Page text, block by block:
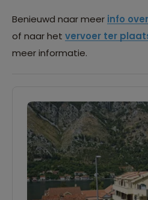
Benieuwd naar meer info
of naar het vervoer ter
meer informatie.